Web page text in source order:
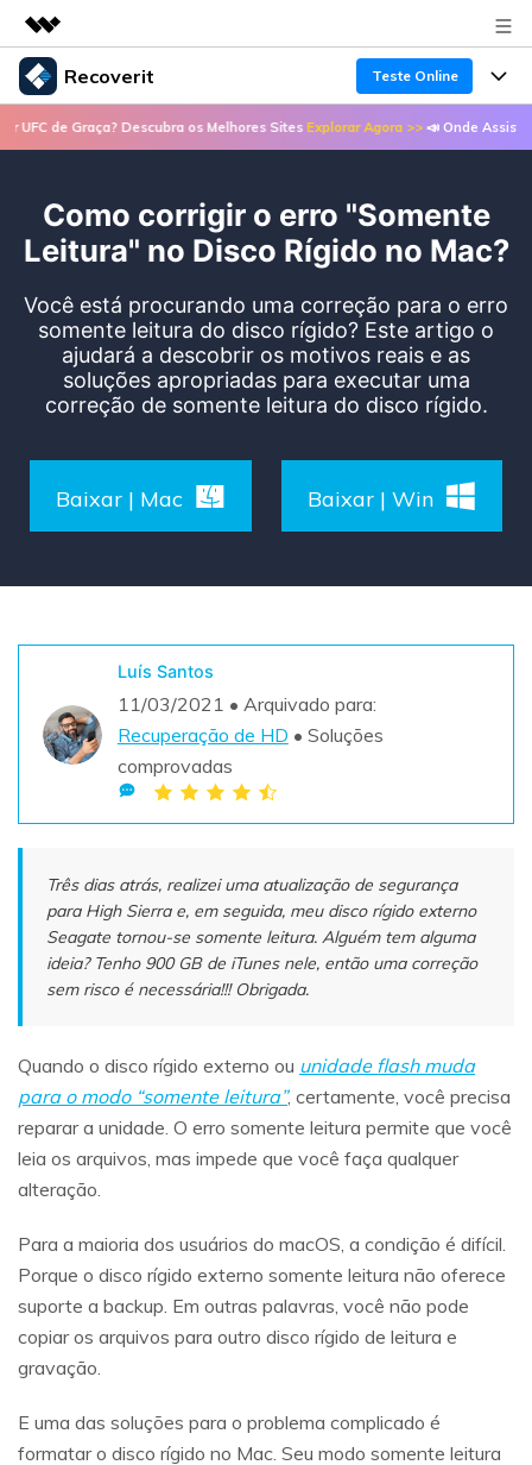
Produtos em destaque
Criatividade digital com IA generativa
Negócios
Visão geral
Soluções
Sobre nós
Sala de imprensa
Recoverit Teste Online
Produtos
Recoverit para Windows
Uma ferramenta líder de recuperação de dados
Teste Grátis
Recupere dados ilimitados do sistema Mac
Teste Grátis
Repairit - Reparar Dados
UBackit - Backup de Dados
Recursos
Recuperar arquivos de mídia
Recuperar arquivos de documentos
Recuperação de dispositivos
VERIFIQUE TODOS OS RECURSOS
Soluções de arquivos
Soluções para computadores
Soluções de backup
Porque Recoverit
Especialista em recuperação de dados
Histórias de usuários
Entrar
Graça? Descubra os Melhores SitesExplorar Agora >> 📣 Onde Assistir UFC
Como corrigir o erro "Somente
Leitura" no Disco Rígido no Mac?
Você está procurando uma correção para o erro
somente leitura do disco rígido? Este artigo o
ajudará a descobrir os motivos reais e as
soluções apropriadas para executar uma
correção de somente leitura do disco rígido.
Baixar | Mac Baixar | Win
Luís Santos
11/03/2021 • Arquivado para:
Recuperação de HD • Soluções
comprovadas
Três dias atrás, realizei uma atualização de segurança
para High Sierra e, em seguida, meu disco rígido externo
Seagate tornou-se somente leitura. Alguém tem alguma
ideia? Tenho 900 GB de iTunes nele, então uma correção
sem risco é necessária!!! Obrigada.
Quando o disco rígido externo ou unidade flash muda
para o modo “somente leitura”, certamente, você precisa
reparar a unidade. O erro somente leitura permite que você
leia os arquivos, mas impede que você faça qualquer
alteração.
Para a maioria dos usuários do macOS, a condição é difícil.
Porque o disco rígido externo somente leitura não oferece
suporte a backup. Em outras palavras, você não pode
copiar os arquivos para outro disco rígido de leitura e
gravação.
E uma das soluções para o problema complicado é
formatar o disco rígido no Mac. Seu modo somente leitura